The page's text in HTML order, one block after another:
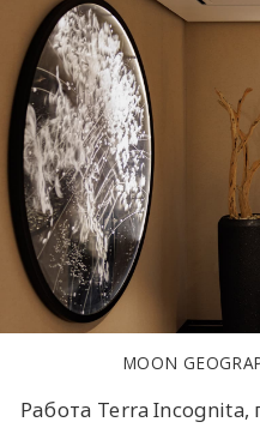
MOON
Работа Terra